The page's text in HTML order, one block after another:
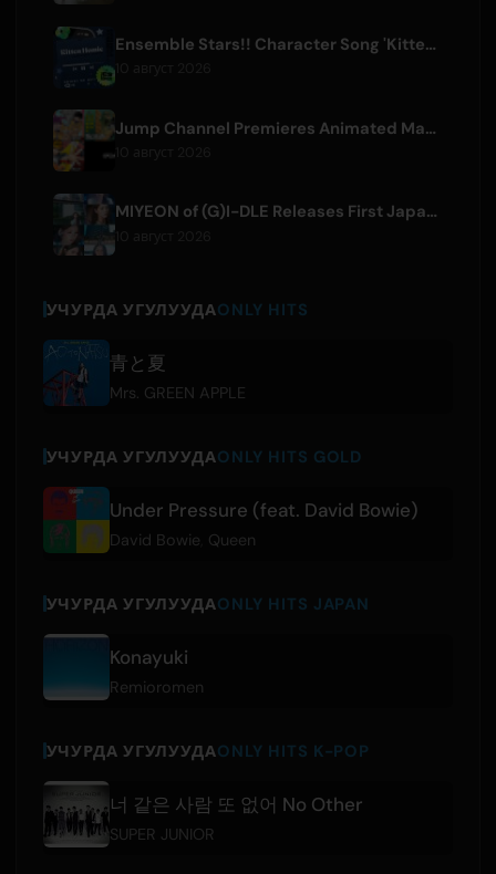
Ensemble Stars!! Character Song 'Kitten Homie' by Ritsu Sakuma Releases Worldwide
Jump Channel Premieres Animated Manga for Three New Shonen Jump Series
MIYEON of (G)I-DLE Releases First Japanese Solo Single 'RUN AWAY'
УЧУРДА УГУЛУУДАONLY HITS
青と夏
Mrs. GREEN APPLE
УЧУРДА УГУЛУУДАONLY HITS GOLD
Under Pressure (feat. David Bowie)
David Bowie Queen
УЧУРДА УГУЛУУДАONLY HITS JAPAN
Konayuki
Remioromen
УЧУРДА УГУЛУУДАONLY HITS K-POP
너 같은 사람 또 없어 No Other
SUPER JUNIOR